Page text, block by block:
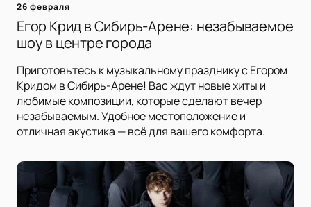
26 февраля
Егор Крид в Сибирь-Арене: незабываемое
шоу в центре города
Приготовьтесь к музыкальному празднику с Егором
Кридом в Сибирь-Арене! Вас ждут новые хиты и
любимые композиции, которые сделают вечер
незабываемым. Удобное местоположение и
отличная акустика — всё для вашего комфорта.